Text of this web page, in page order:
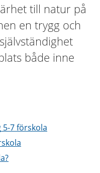
till natur på
en trygg och
både inne
5-7 förskola